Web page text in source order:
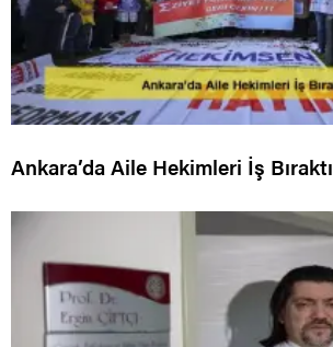
Ankara’da Aile Hekimleri İş Bıraktı